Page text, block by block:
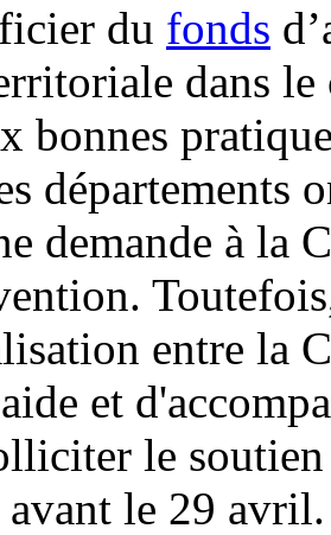
du fonds
dans
bonnes
départements
demande à la
entre la
et
le
avant le 29